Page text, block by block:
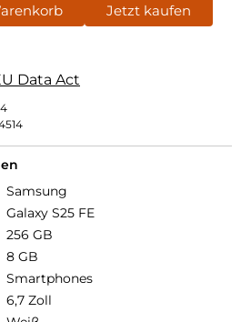
Jetzt kaufen
Data Act
Samsung
Galaxy S25 FE
256 GB
8 GB
Smartphones
6,7 Zoll